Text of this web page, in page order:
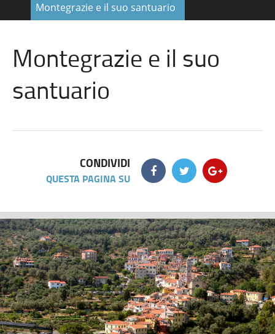
Montegrazie e il suo santuario
Montegrazie e il suo
santuario
CONDIVIDI
QUESTA PAGINA SU